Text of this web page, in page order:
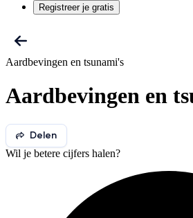
Registreer je gratis
Aardbevingen en tsunami's
Aardbevingen en
Delen
Wil je betere cijfers halen?